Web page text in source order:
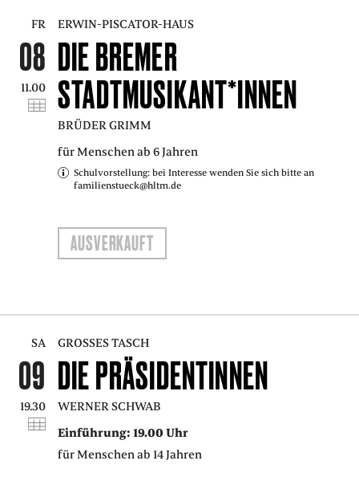
FR
08
11.00
ERWIN-PISCATOR-HAUS
DIE BREMER
STADTMUSIKANT*INNEN
BRÜDER GRIMM
für Menschen ab 6 Jahren
Schulvorstellung: bei Interesse wenden Sie sich bitte an
familienstueck@hltm.de
AUSVERKAUFT
SA
09
19.30
GROSSES TASCH
DIE PRÄSIDENTINNEN
WERNER SCHWAB
Einführung: 19.00 Uhr
für Menschen ab 14 Jahren